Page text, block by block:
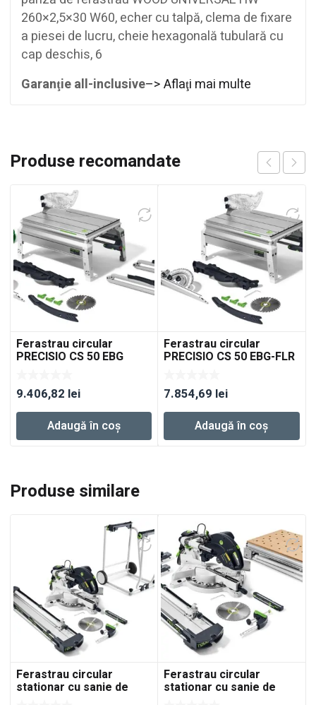
260×2,5×30 W60, echer cu talpă, clema de fixare
a piesei de lucru, cheie hexagonală tubulară cu
cap deschis, 6
Garanţie all-inclusive–> Aflaţi mai multe
Produse recomandate
Ferastrau circular
PRECISIO CS 50 EBG
9.406,82 lei
Adaugă în coș
Ferastrau circular
PRECISIO CS 50 EBG-FLR
7.854,69 lei
Adaugă în coș
Produse similare
Ferastrau circular
stationar cu sanie de
Ferastrau circular
stationar cu sanie de